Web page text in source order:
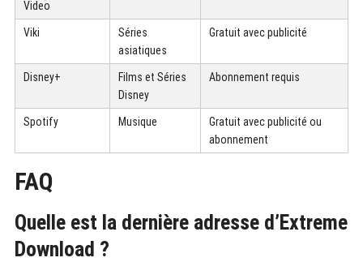
Video
Viki
Séries
asiatiques
Gratuit avec publicité
Disney+
Films et Séries
Disney
Abonnement requis
Spotify Musique
Gratuit avec publicité ou
abonnement
FAQ
Quelle est la dernière adresse d’Extreme
Download ?